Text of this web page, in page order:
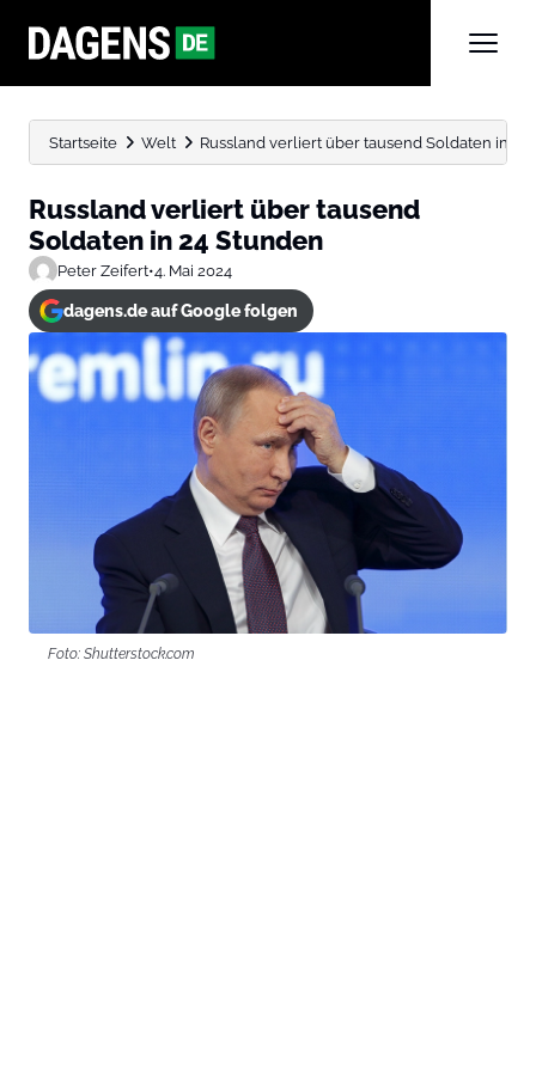
Startseite Welt Russland verliert über tausend Soldaten in 24
Russland verliert über tausend
Soldaten in 24 Stunden
Peter Zeifert•4. Mai 2024
dagens.de auf Google folgen
Foto: Shutterstock.com